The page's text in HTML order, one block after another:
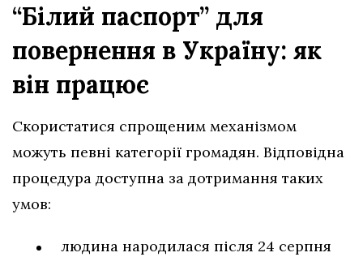
“Білий паспорт” для
повернення в Україну: як
він працює
Скористатися спрощеним механізмом
можуть певні категорії громадян. Відповідна
процедура доступна за дотримання таких
умов:
людина народилася після 24 серпня